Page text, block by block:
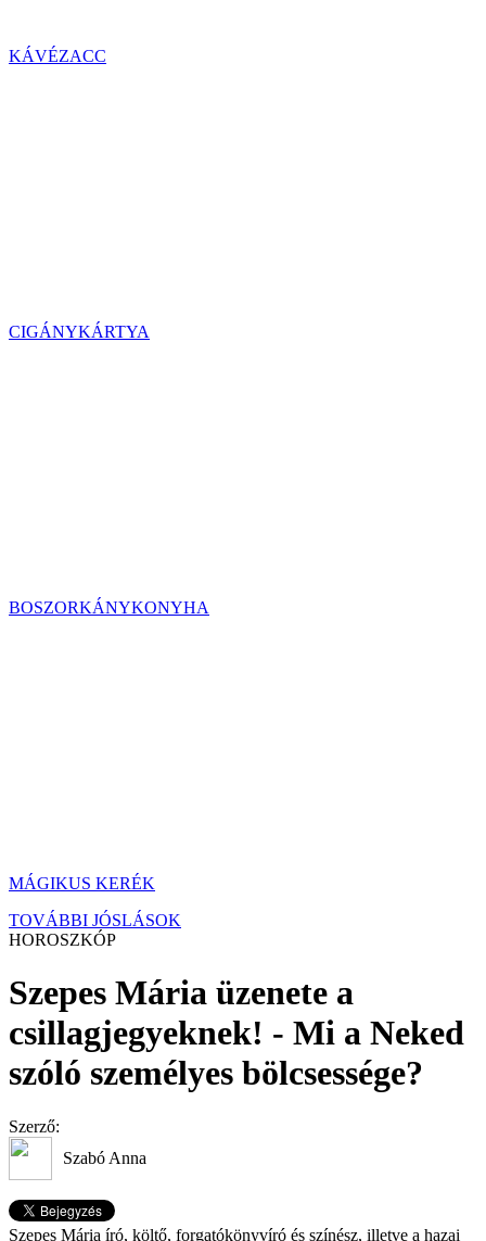
KÁVÉZACC
CIGÁNYKÁRTYA
BOSZORKÁNYKONYHA
MÁGIKUS KERÉK
TOVÁBBI JÓSLÁSOK
HOROSZKÓP
Szepes Mária üzenete a
csillagjegyeknek! - Mi a Neked
szóló személyes bölcsessége?
Szerző:
Szabó Anna
Szepes Mária író, költő, forgatókönyvíró és színész, illetve a hazai